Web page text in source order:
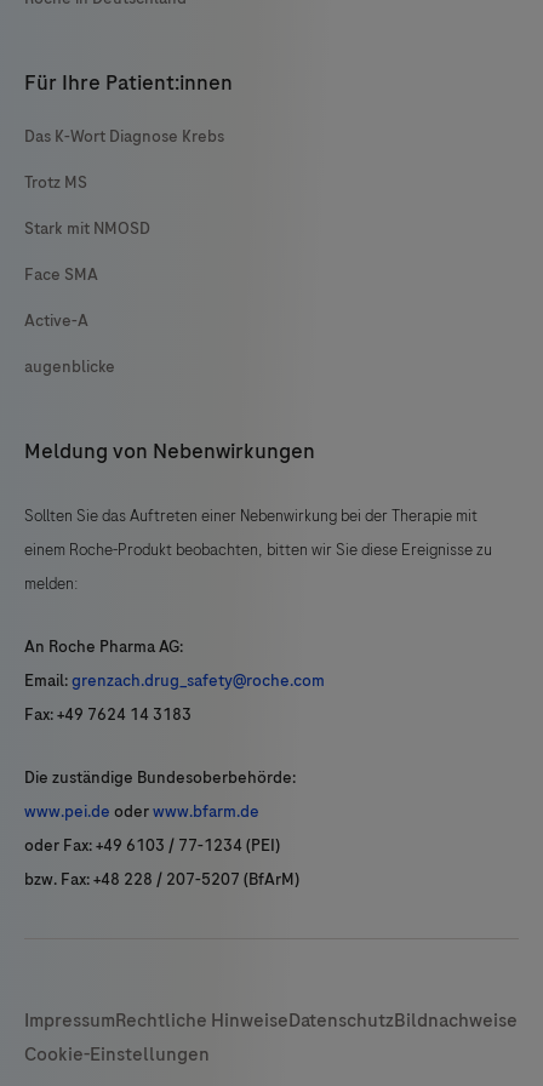
Für Ihre Patient:innen
Das K-Wort Diagnose Krebs
Trotz MS
Stark mit NMOSD
Face SMA
Active-A
augenblicke
Meldung von Nebenwirkungen
Sollten Sie das Auftreten einer Nebenwirkung bei der Therapie mit
einem Roche-Produkt beobachten, bitten wir Sie diese Ereignisse zu
melden:
An Roche Pharma AG:
Email:grenzach.drug_safety@roche.com
Fax: +49 7624 14 3183
Die zuständige Bundesoberbehörde:
www.pei.de oderwww.bfarm.de
oder Fax: +49 6103 / 77-1234 (PEI)
bzw. Fax: +48 228 / 207-5207 (BfArM)
ImpressumRechtliche HinweiseDatenschutzBildnachweise
Cookie-Einstellungen